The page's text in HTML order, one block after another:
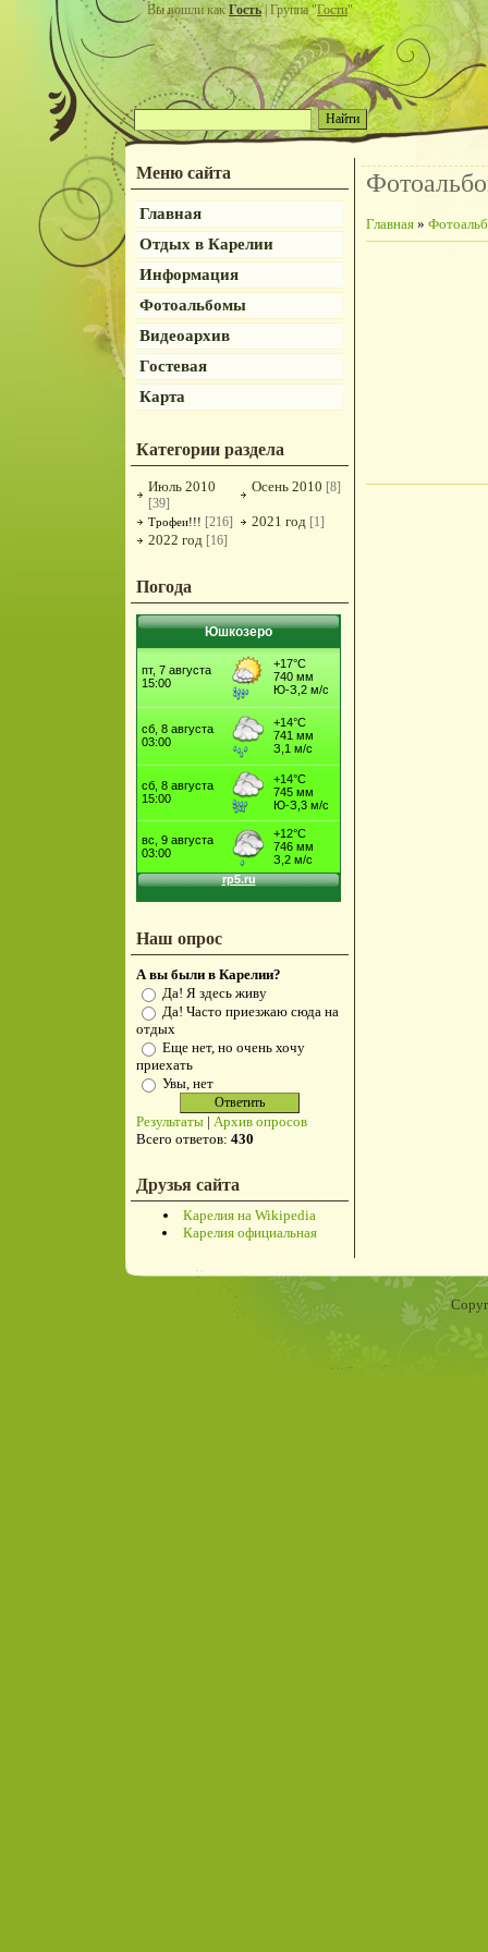
Вы вошли какГость| Группа "Гости"
Меню сайта
Главная
Отдых в Карелии
Информация
Фотоальбомы
Видеоархив
Гостевая
Карта
Категории раздела
Июль 2010
[39]
Осень 2010 [8]
Трофеи!!! [216] 2021 год [1]
2022 год [16]
Погода
Юшкозеро
Наш опрос
А вы были в Карелии?
Да! Я здесь живу
Да! Часто приезжаю сюда на
отдых
Еще нет, но очень хочу
приехать
Увы, нет
Результаты | Архив опросов
Всего ответов: 430
Друзья сайта
Карелия на Wikipedia
Карелия официальная
Главная »